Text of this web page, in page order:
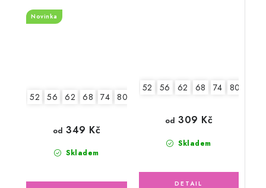
Novinka
52 56 62 68 74 80
Skladem
od 349 Kč
52 56 62 68 74 80
Skladem
od 309 Kč